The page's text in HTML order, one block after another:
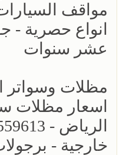
مواقف
انواع حصرية -
عشر سنوات
مظلات وسواتر
اسعار مظلات
خارجية -